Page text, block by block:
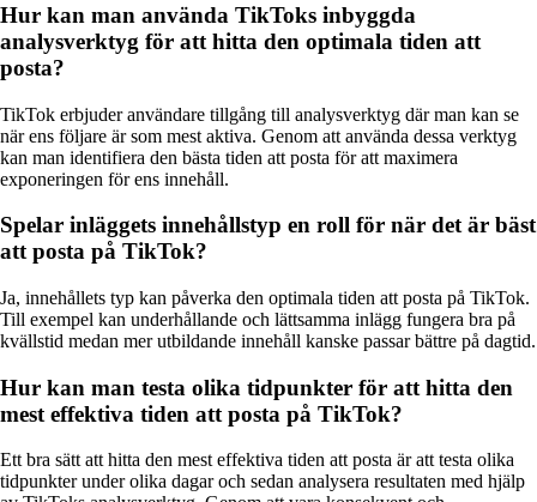
Hur kan man använda TikToks inbyggda
analysverktyg för att hitta den optimala tiden att
posta?
TikTok erbjuder användare tillgång till analysverktyg där man kan se
när ens följare är som mest aktiva. Genom att använda dessa verktyg
kan man identifiera den bästa tiden att posta för att maximera
exponeringen för ens innehåll.
Spelar inläggets innehållstyp en roll för när det är bäst
att posta på TikTok?
Ja, innehållets typ kan påverka den optimala tiden att posta på TikTok.
Till exempel kan underhållande och lättsamma inlägg fungera bra på
kvällstid medan mer utbildande innehåll kanske passar bättre på dagtid.
Hur kan man testa olika tidpunkter för att hitta den
mest effektiva tiden att posta på TikTok?
Ett bra sätt att hitta den mest effektiva tiden att posta är att testa olika
tidpunkter under olika dagar och sedan analysera resultaten med hjälp